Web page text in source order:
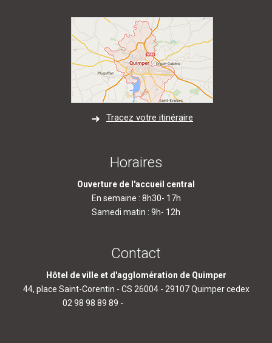
Tracez votre itinéraire
Horaires
Ouverture de l'accueil central
En semaine : 8h30- 17h
Samedi matin : 9h- 12h
Contact
Hôtel de ville et d'agglomération de Quimper
44, place Saint-Corentin - CS 26004 - 29107 Quimper cedex
02 98 98 89 89 -